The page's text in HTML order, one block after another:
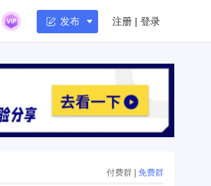
发布 注册 | 登录
付费群 | 免费群